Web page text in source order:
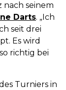
nach seinem
Darts. „Ich
seit drei
Es wird
richtig bei
Turniers in